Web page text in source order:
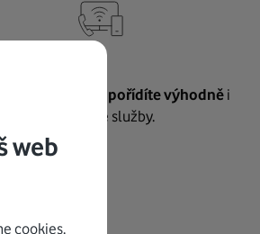
pořídíte výhodněi
další naše služby.
web
cookies.